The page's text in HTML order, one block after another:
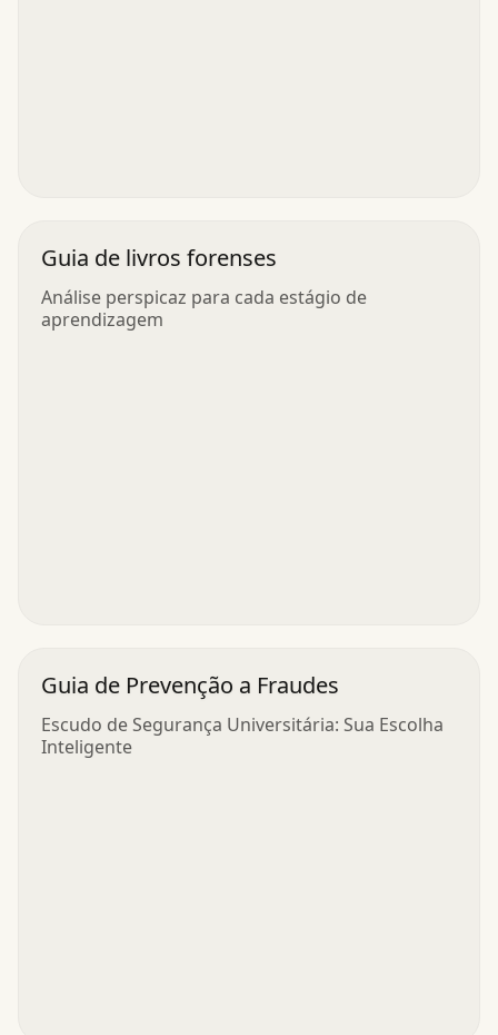
Guia de livros forenses
Análise perspicaz para cada estágio de
aprendizagem
Guia de Prevenção a Fraudes
Escudo de Segurança Universitária: Sua Escolha
Inteligente